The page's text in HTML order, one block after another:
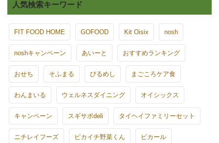
人気検索キーワード
FIT FOOD HOME GOFOOD Kit Oisix nosh
noshキャンペーン あいーと おすすめランキング
おせち そふまる びるめし まごころケア食
わんまいる ウェルネスダイニング オイシックス
キャンペーン スギサポdeli タイヘイファミリーセット
ニチレイフーズ ピカイチ野菜くん ピカール